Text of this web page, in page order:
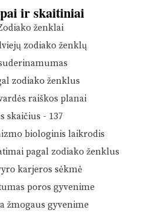
ir skaitiniai
ženklai
zodiako ženklų
zodiako ženklus
raiškos planai
skaičius - 137
biologinis laikrodis
pagal zodiako ženklus
karjeros sėkmė
poros gyvenime
žmogaus gyvenime